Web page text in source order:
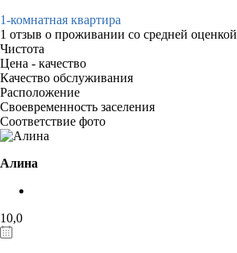
1-комнатная квартира
1 отзыв о проживании со средней оценкой
Чистота
Цена - качество
Качество обслуживания
Расположение
Своевременность заселения
Соответствие фото
Алина
10,0